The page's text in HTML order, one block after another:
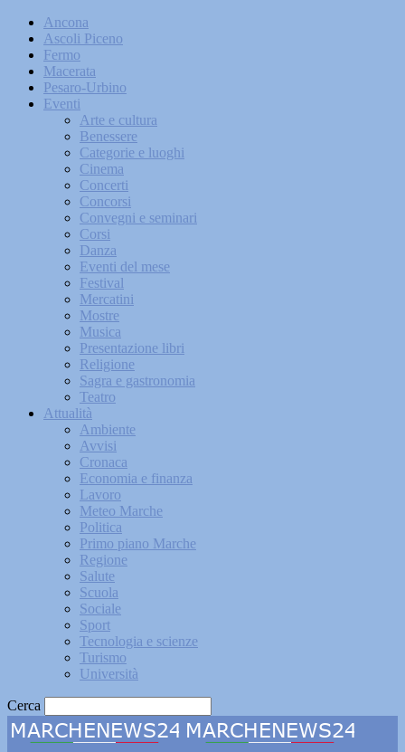
Ancona
Ascoli Piceno
Fermo
Macerata
Pesaro-Urbino
Eventi
Arte e cultura
Benessere
Categorie e luoghi
Cinema
Concerti
Concorsi
Convegni e seminari
Corsi
Danza
Eventi del mese
Festival
Mercatini
Mostre
Musica
Presentazione libri
Religione
Sagra e gastronomia
Teatro
Attualità
Ambiente
Avvisi
Cronaca
Economia e finanza
Lavoro
Meteo Marche
Politica
Primo piano Marche
Regione
Salute
Scuola
Sociale
Sport
Tecnologia e scienze
Turismo
Università
Cerca